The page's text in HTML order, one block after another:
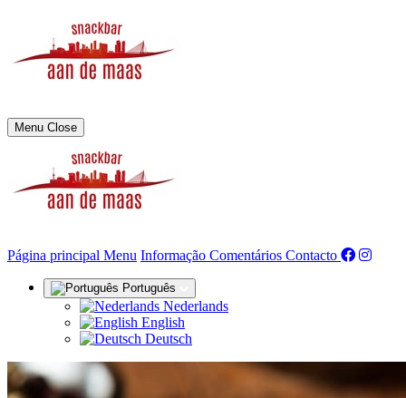
Menu Close
Página principal (actual)
Menu Informação Comentários Contacto
Português
Nederlands
English
Deutsch